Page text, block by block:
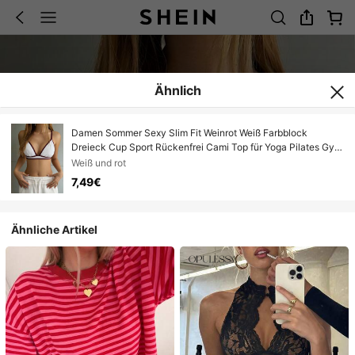
Ähnlich
Damen Sommer Sexy Slim Fit Weinrot Weiß Farbblock
Dreieck Cup Sport Rückenfrei Cami Top für Yoga Pilates Gym
Training Layering Street-Style Strandurlaub und Loungewear
Zuhause
Weiß und rot
7,49€
Ähnliche Artikel